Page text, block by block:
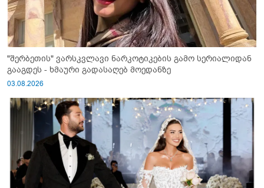
"შერბეთის" ვარსკვლავი ნარკოტიკების გამო სერიალიდან
გააგდეს - ხმაური გადასაღებ მოედანზე
03.08.2026